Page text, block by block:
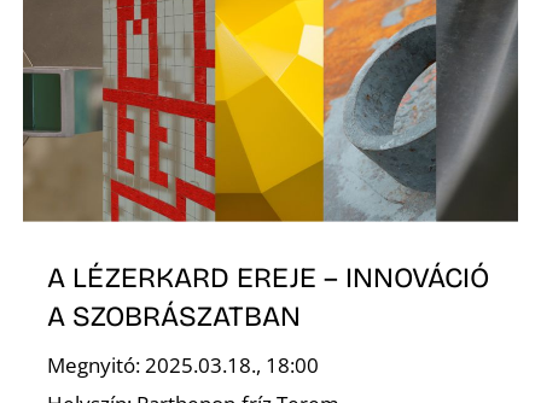
A LÉZERKARD EREJE – INNOVÁCIÓ
A SZOBRÁSZATBAN
Megnyitó: 2025.03.18., 18:00